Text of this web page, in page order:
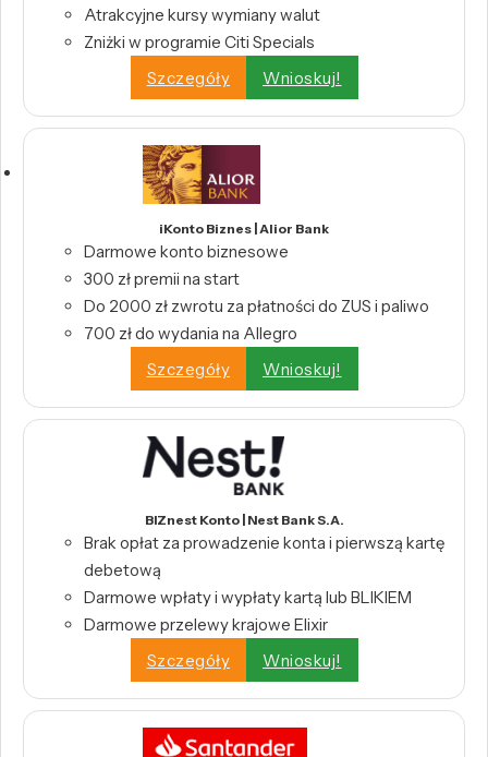
Atrakcyjne kursy wymiany walut
Zniżki w programie Citi Specials
Szczegóły
Wnioskuj!
iKonto Biznes | Alior Bank
Darmowe konto biznesowe
300 zł premii na start
Do 2000 zł zwrotu za płatności do ZUS i paliwo
700 zł do wydania na Allegro
Szczegóły
Wnioskuj!
BIZnest Konto | Nest Bank S.A.
Brak opłat za prowadzenie konta i pierwszą kartę
debetową
Darmowe wpłaty i wypłaty kartą lub BLIKIEM
Darmowe przelewy krajowe Elixir
Szczegóły
Wnioskuj!